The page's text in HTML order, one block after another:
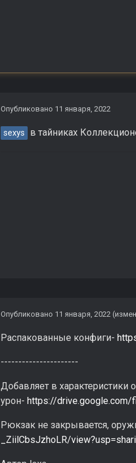
Опубликовано 11 января, 2022
sexys в тайниках
Опубликовано 11 января, 2022
Распакованные конфиги-
----------------------
Добавляет в характеристики
урон- https://drive.google.com/
Рюкзак не закрывается,
_ZiilCbsJzhoLR/